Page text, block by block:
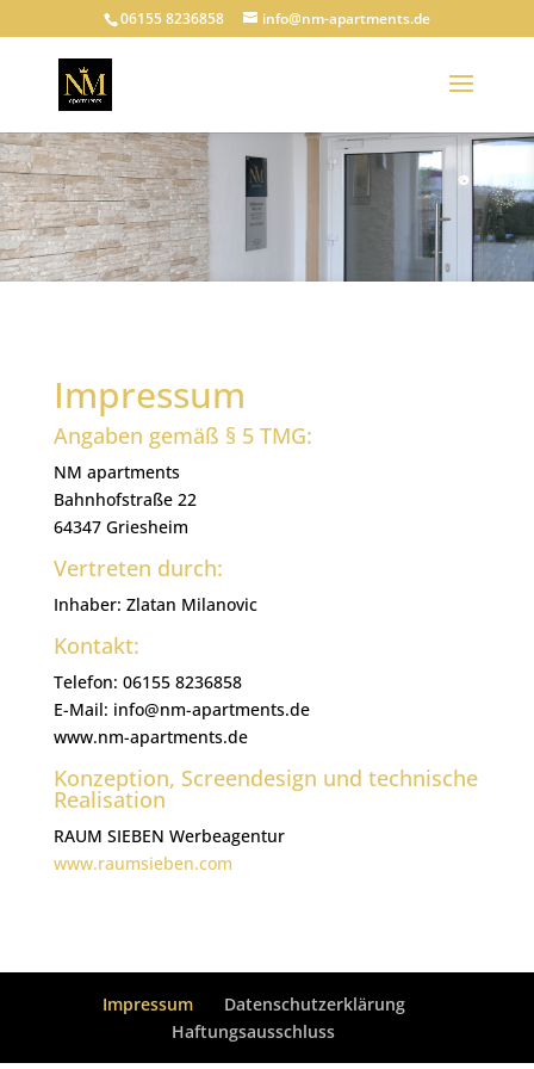
06155 8236858 info@nm-apartments.de
Impressum
Angaben gemäß § 5 TMG:
NM apartments
Bahnhofstraße 22
64347 Griesheim
Vertreten durch:
Inhaber: Zlatan Milanovic
Kontakt:
Telefon: 06155 8236858
E-Mail: info@nm-apartments.de
www.nm-apartments.de
Konzeption, Screendesign und technische
Realisation
RAUM SIEBEN Werbeagentur
www.raumsieben.com
Impressum
Datenschutzerklärung
Haftungsausschluss